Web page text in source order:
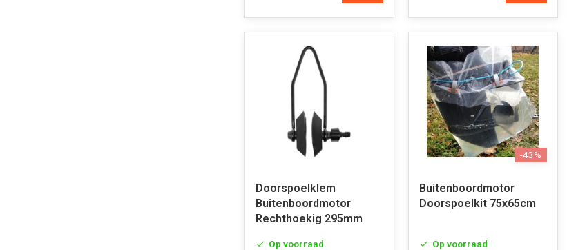
Doorspoelklem
Buitenboordmotor
Rechthoekig 295mm
Op voorraad
-43%
Buitenboordmotor
Doorspoelkit 75x65cm
Op voorraad